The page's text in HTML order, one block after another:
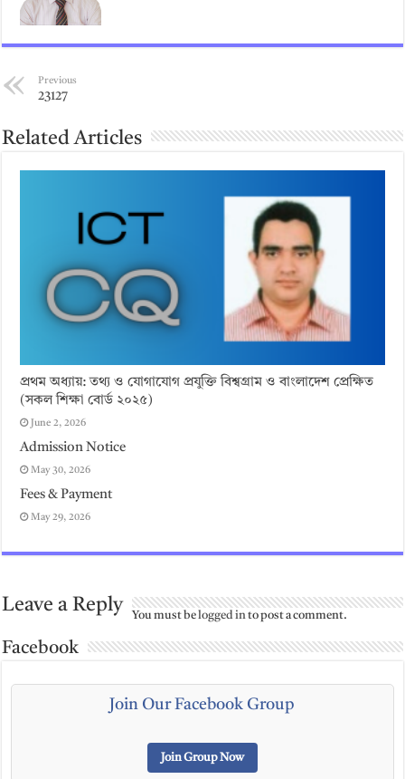
Previous
23127
Related Articles
প্রথম অধ্যায়: তথ্য ও যোগাযোগ প্রযুক্তি বিশ্বগ্রাম ও বাংলাদেশ প্রেক্ষিত
(সকল শিক্ষা বোর্ড ২০২৫)
June 2, 2026
Admission Notice
May 30, 2026
Fees & Payment
May 29, 2026
Leave a Reply
You must belogged into post a comment.
Facebook
Join Our Facebook Group
Join Group Now